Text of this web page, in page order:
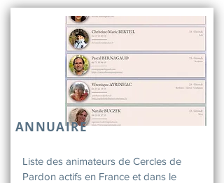
ANNUAIRE
Liste des animateurs de Cercles de
Pardon actifs en France et dans le